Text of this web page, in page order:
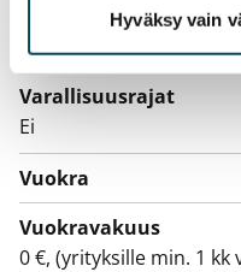
Hyväksy vain
Vapautuminen
Vuokrattu
Varallisuusrajat
Ei
Vuokra
Vuokravakuus
0 €, (yrityksille min. 1 kk